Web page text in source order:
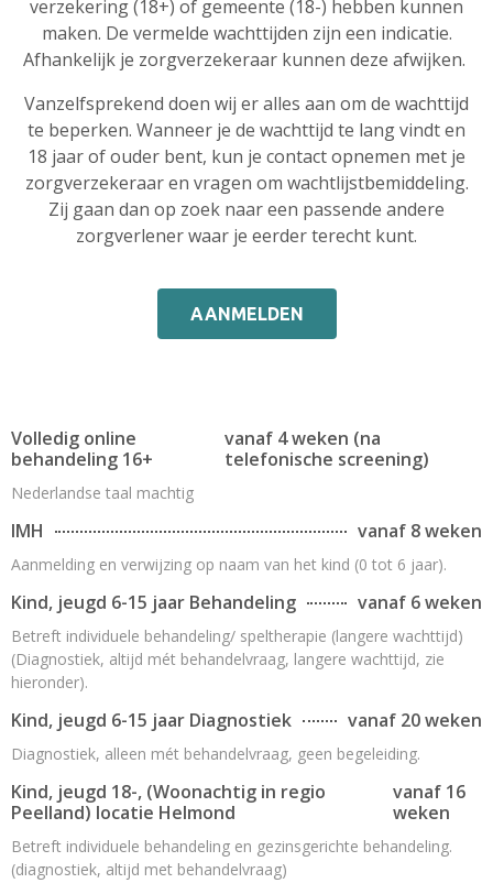
verzekering (18+) of gemeente (18-) hebben kunnen
maken. De vermelde wachttijden zijn een indicatie.
Afhankelijk je zorgverzekeraar kunnen deze afwijken.
Vanzelfsprekend doen wij er alles aan om de wachttijd
te beperken. Wanneer je de wachttijd te lang vindt en
18 jaar of ouder bent, kun je contact opnemen met je
zorgverzekeraar en vragen om wachtlijstbemiddeling.
Zij gaan dan op zoek naar een passende andere
zorgverlener waar je eerder terecht kunt.
AANMELDEN
Volledig online
behandeling 16+
vanaf 4 weken (na
telefonische screening)
Nederlandse taal machtig
IMH vanaf 8 weken
Aanmelding en verwijzing op naam van het kind (0 tot 6 jaar).
Kind, jeugd 6-15 jaar Behandeling vanaf 6 weken
Betreft individuele behandeling/ speltherapie (langere wachttijd)
(Diagnostiek, altijd mét behandelvraag, langere wachttijd, zie
hieronder).
Kind, jeugd 6-15 jaar Diagnostiek vanaf 20 weken
Diagnostiek, alleen mét behandelvraag, geen begeleiding.
Kind, jeugd 18-, (Woonachtig in regio
Peelland) locatie Helmond
vanaf 16
weken
Betreft individuele behandeling en gezinsgerichte behandeling.
(diagnostiek, altijd met behandelvraag)